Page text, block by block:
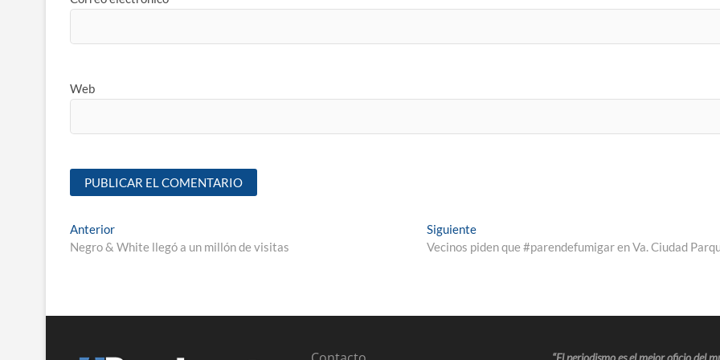
Web
Anterior
Negro & White llegó a un millón de visitas
Siguiente
Vecinos piden que #parendefumigar en Va. Ciudad
“El periodismo es el mejor oficio del